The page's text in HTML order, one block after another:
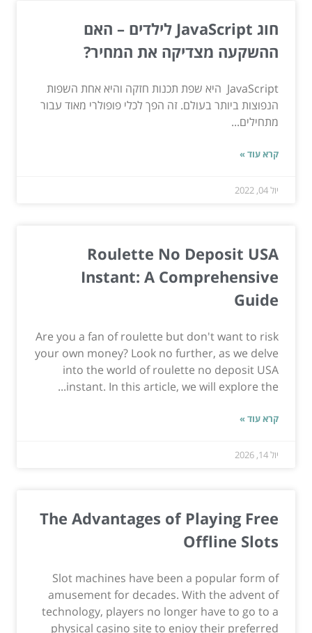
חוג JavaScript לילדים – האם
ההשקעה מצדיקה את המחיר?
JavaScript היא שפת תכנות חזקה והיא אחת השפות
הנפוצות ביותר בעולם. זה הפך לכלי פופולרי מאוד עבור
מתחילים...
קרא עוד »
יול 04, 2022
Roulette No Deposit USA
Instant: A Comprehensive
Guide
Are you a fan of roulette but don't want to risk
your own money? Look no further, as we delve
into the world of roulette no deposit USA
instant. In this article, we will explore the...
קרא עוד »
יול 14, 2026
The Advantages of Playing Free
Offline Slots
Slot machines have been a popular form of
amusement for decades. With the advent of
technology, players no longer have to go to a
physical casino site to enjoy their preferred